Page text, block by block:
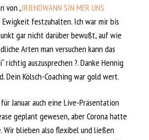
von „IRJENDWANN SIN MER UNS
Ewigkeit festzuhalten. Ich war mir bis
gar nicht darüber bewußt, auf wie
Arten man versuchen kann das
richtig auszusprechen ?. Danke Hennig
Dein Kölsch-Coaching war gold wert.
Januar auch eine Live-Präsentation
geplant gewesen, aber Corona hatte
Wir blieben also flexibel und ließen